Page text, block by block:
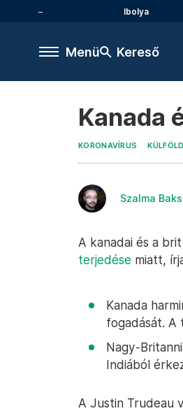
Ibolya
Menü Kereső
Kanada
KORONAVÍRUS KÜLFÖLD
Szalma
A kanadai és a
terjedése miatt,
Kanada
fogadását. A
Nagy-
Indiából
A Justin Trudeau